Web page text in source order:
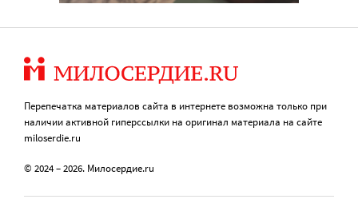
Перепечатка материалов сайта в интернете возможна только при
наличии активной гиперссылки на оригинал материала на сайте
miloserdie.ru
© 2024 – 2026. Милосердие.ru